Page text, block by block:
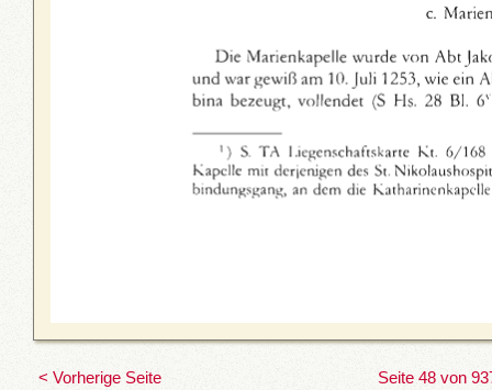
< Vorherige Seite Seite 48 von